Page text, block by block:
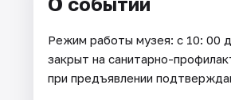
Режим работы музея: с 10: 00
закрыт на санитарно-
при предъявлении